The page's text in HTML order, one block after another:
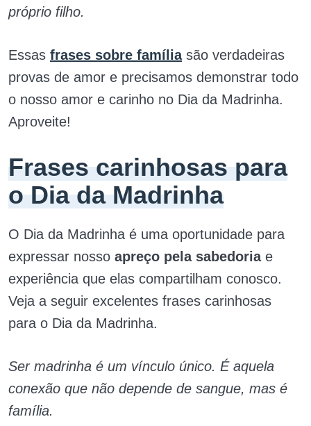
próprio filho.
Essas frases sobre famíliasão verdadeiras
provas de amor e precisamos demonstrar todo
o nosso amor e carinho no Dia da Madrinha.
Aproveite!
Frases carinhosas para
o Dia da Madrinha
O Dia da Madrinha é uma oportunidade para
expressar nosso apreço pela sabedoriae
experiência que elas compartilham conosco.
Veja a seguir excelentes frases carinhosas
para o Dia da Madrinha.
Ser madrinha é um vínculo único. É aquela
conexão que não depende de sangue, mas é
família.